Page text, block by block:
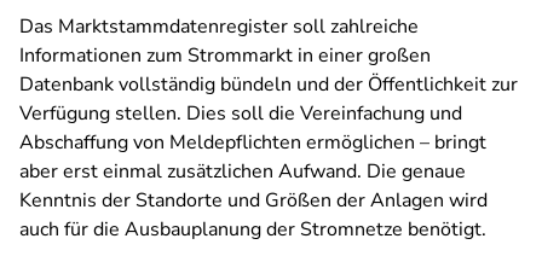
Das Marktstammdatenregister soll zahlreiche
Informationen zum Strommarkt in einer großen
Datenbank vollständig bündeln und der Öffentlichkeit zur
Verfügung stellen. Dies soll die Vereinfachung und
Abschaffung von Meldepflichten ermöglichen – bringt
aber erst einmal zusätzlichen Aufwand. Die genaue
Kenntnis der Standorte und Größen der Anlagen wird
auch für die Ausbauplanung der Stromnetze benötigt.